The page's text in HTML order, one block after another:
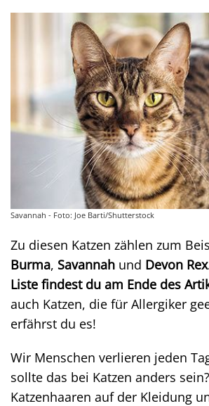
Savannah - Foto: Joe Barti/Shutterstock
Zu diesen Katzen zählen zum
Burma, Savannah und Devon Rex
Liste findest du am Ende des
auch Katzen, die für Allergiker
erfährst du es!
Wir Menschen verlieren jeden
sollte das bei Katzen anders
Katzenhaaren auf der Kleidung